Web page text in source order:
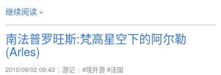
继续阅读 »
南法普罗旺斯:梵高星空下的阿尔勒
(Arles)
2010/09/02 09:43 游记 #境外游 #法国